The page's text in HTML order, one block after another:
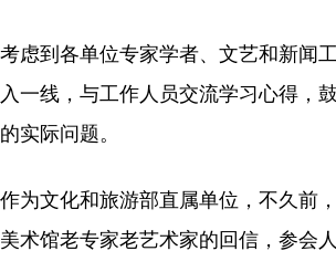
考虑到各单位专家学者、文艺和新闻
入一线，与工作人员交流学习心得，
的实际问题。
作为文化和旅游部直属单位，不久前
美术馆老专家老艺术家的回信，参会